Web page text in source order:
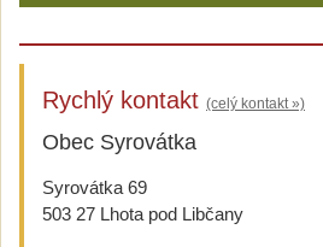
Rychlý kontakt (celý kontakt »)
Obec Syrovátka
Syrovátka 69
503 27 Lhota pod Libčany